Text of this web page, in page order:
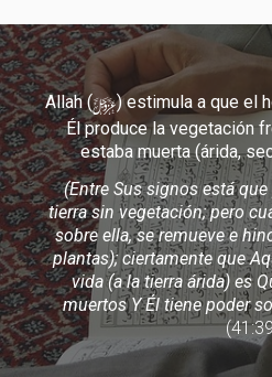
Allah (y) estimula a que el
Él produce la vegetación
estaba muerta (árida,
(Entre Sus signos está
tierra sin vegetación; pero
sobre ella, se remueve e
plantas); ciertamente que
vida (a la tierra árida) es
muertos Y Él tiene poder